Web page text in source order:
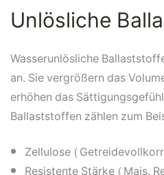
Unlösliche
Wasserunlösliche
an. Sie vergrößern das
erhöhen das
Ballaststoffen zählen zum
Zellulose